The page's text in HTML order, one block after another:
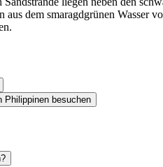
dem smaragdgrünen
Philippinen besuchen